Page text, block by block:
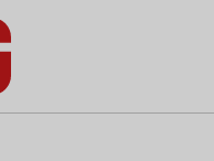
do Marketing e da